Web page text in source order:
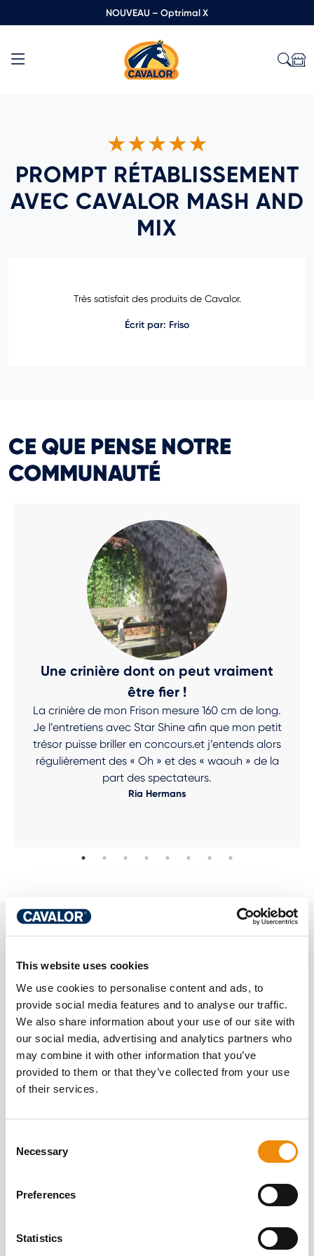
This website uses cookies
We use cookies to personalise content and ads, to
provide social media features and to analyse our traffic.
We also share information about your use of our site with
our social media, advertising and analytics partners who
may combine it with other information that you’ve
provided to them or that they’ve collected from your use
of their services.
Selection
Necessary
Preferences
Statistics
NOUVEAU – Optrimal X
★★★★★
PROMPT RÉTABLISSEMENT
AVEC CAVALOR MASH AND
MIX
Très satisfait des produits de Cavalor.
Écrit par: Friso
CE QUE PENSE NOTRE
COMMUNAUTÉ
Une crinière dont on peut vraiment
être fier !
La crinière de mon Frison mesure 160 cm de long.
Je l’entretiens avec Star Shine afin que mon petit
trésor puisse briller en concours.et j’entends alors
régulièrement des « Oh » et des « waouh » de la
part des spectateurs.
Ria Hermans
SUR LA SANTÉ DE
L'INTÉRIEUR ET DE
L'EXTÉRIEUR
Tous les articles